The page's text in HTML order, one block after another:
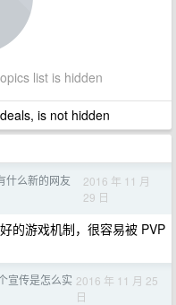
list is hidden
is not hidden
什么新的网友
2016 年 11 月
29 日
的游戏机制，很容易被 PVP
宣传是怎么实 2016 年 11 月 25
日